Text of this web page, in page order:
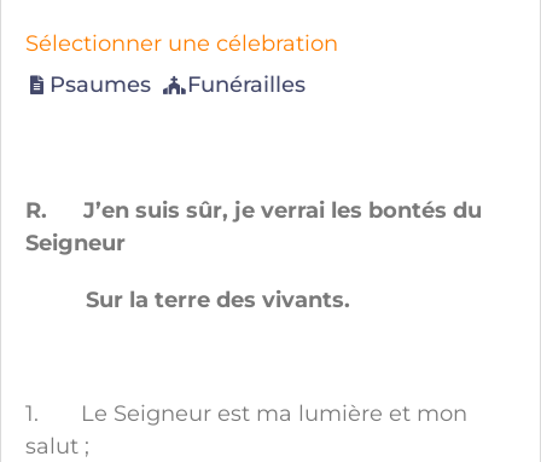
Sélectionner une célebration
Psaumes
Funérailles
R. J’en suis sûr, je verrai les bontés du
Seigneur
Sur la terre des vivants.
1. Le Seigneur est ma lumière et mon
salut ;